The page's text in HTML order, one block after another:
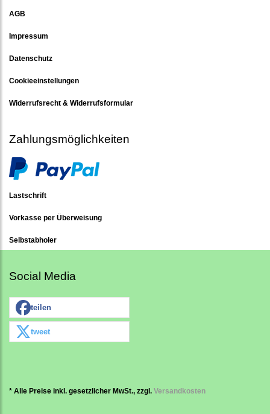
AGB
Impressum
Datenschutz
Cookieeinstellungen
Widerrufsrecht & Widerrufsformular
Zahlungsmöglichkeiten
Lastschrift
Vorkasse per Überweisung
Selbstabholer
Social Media
teilen
tweet
* Alle Preise inkl. gesetzlicher MwSt., zzgl. Versandkosten